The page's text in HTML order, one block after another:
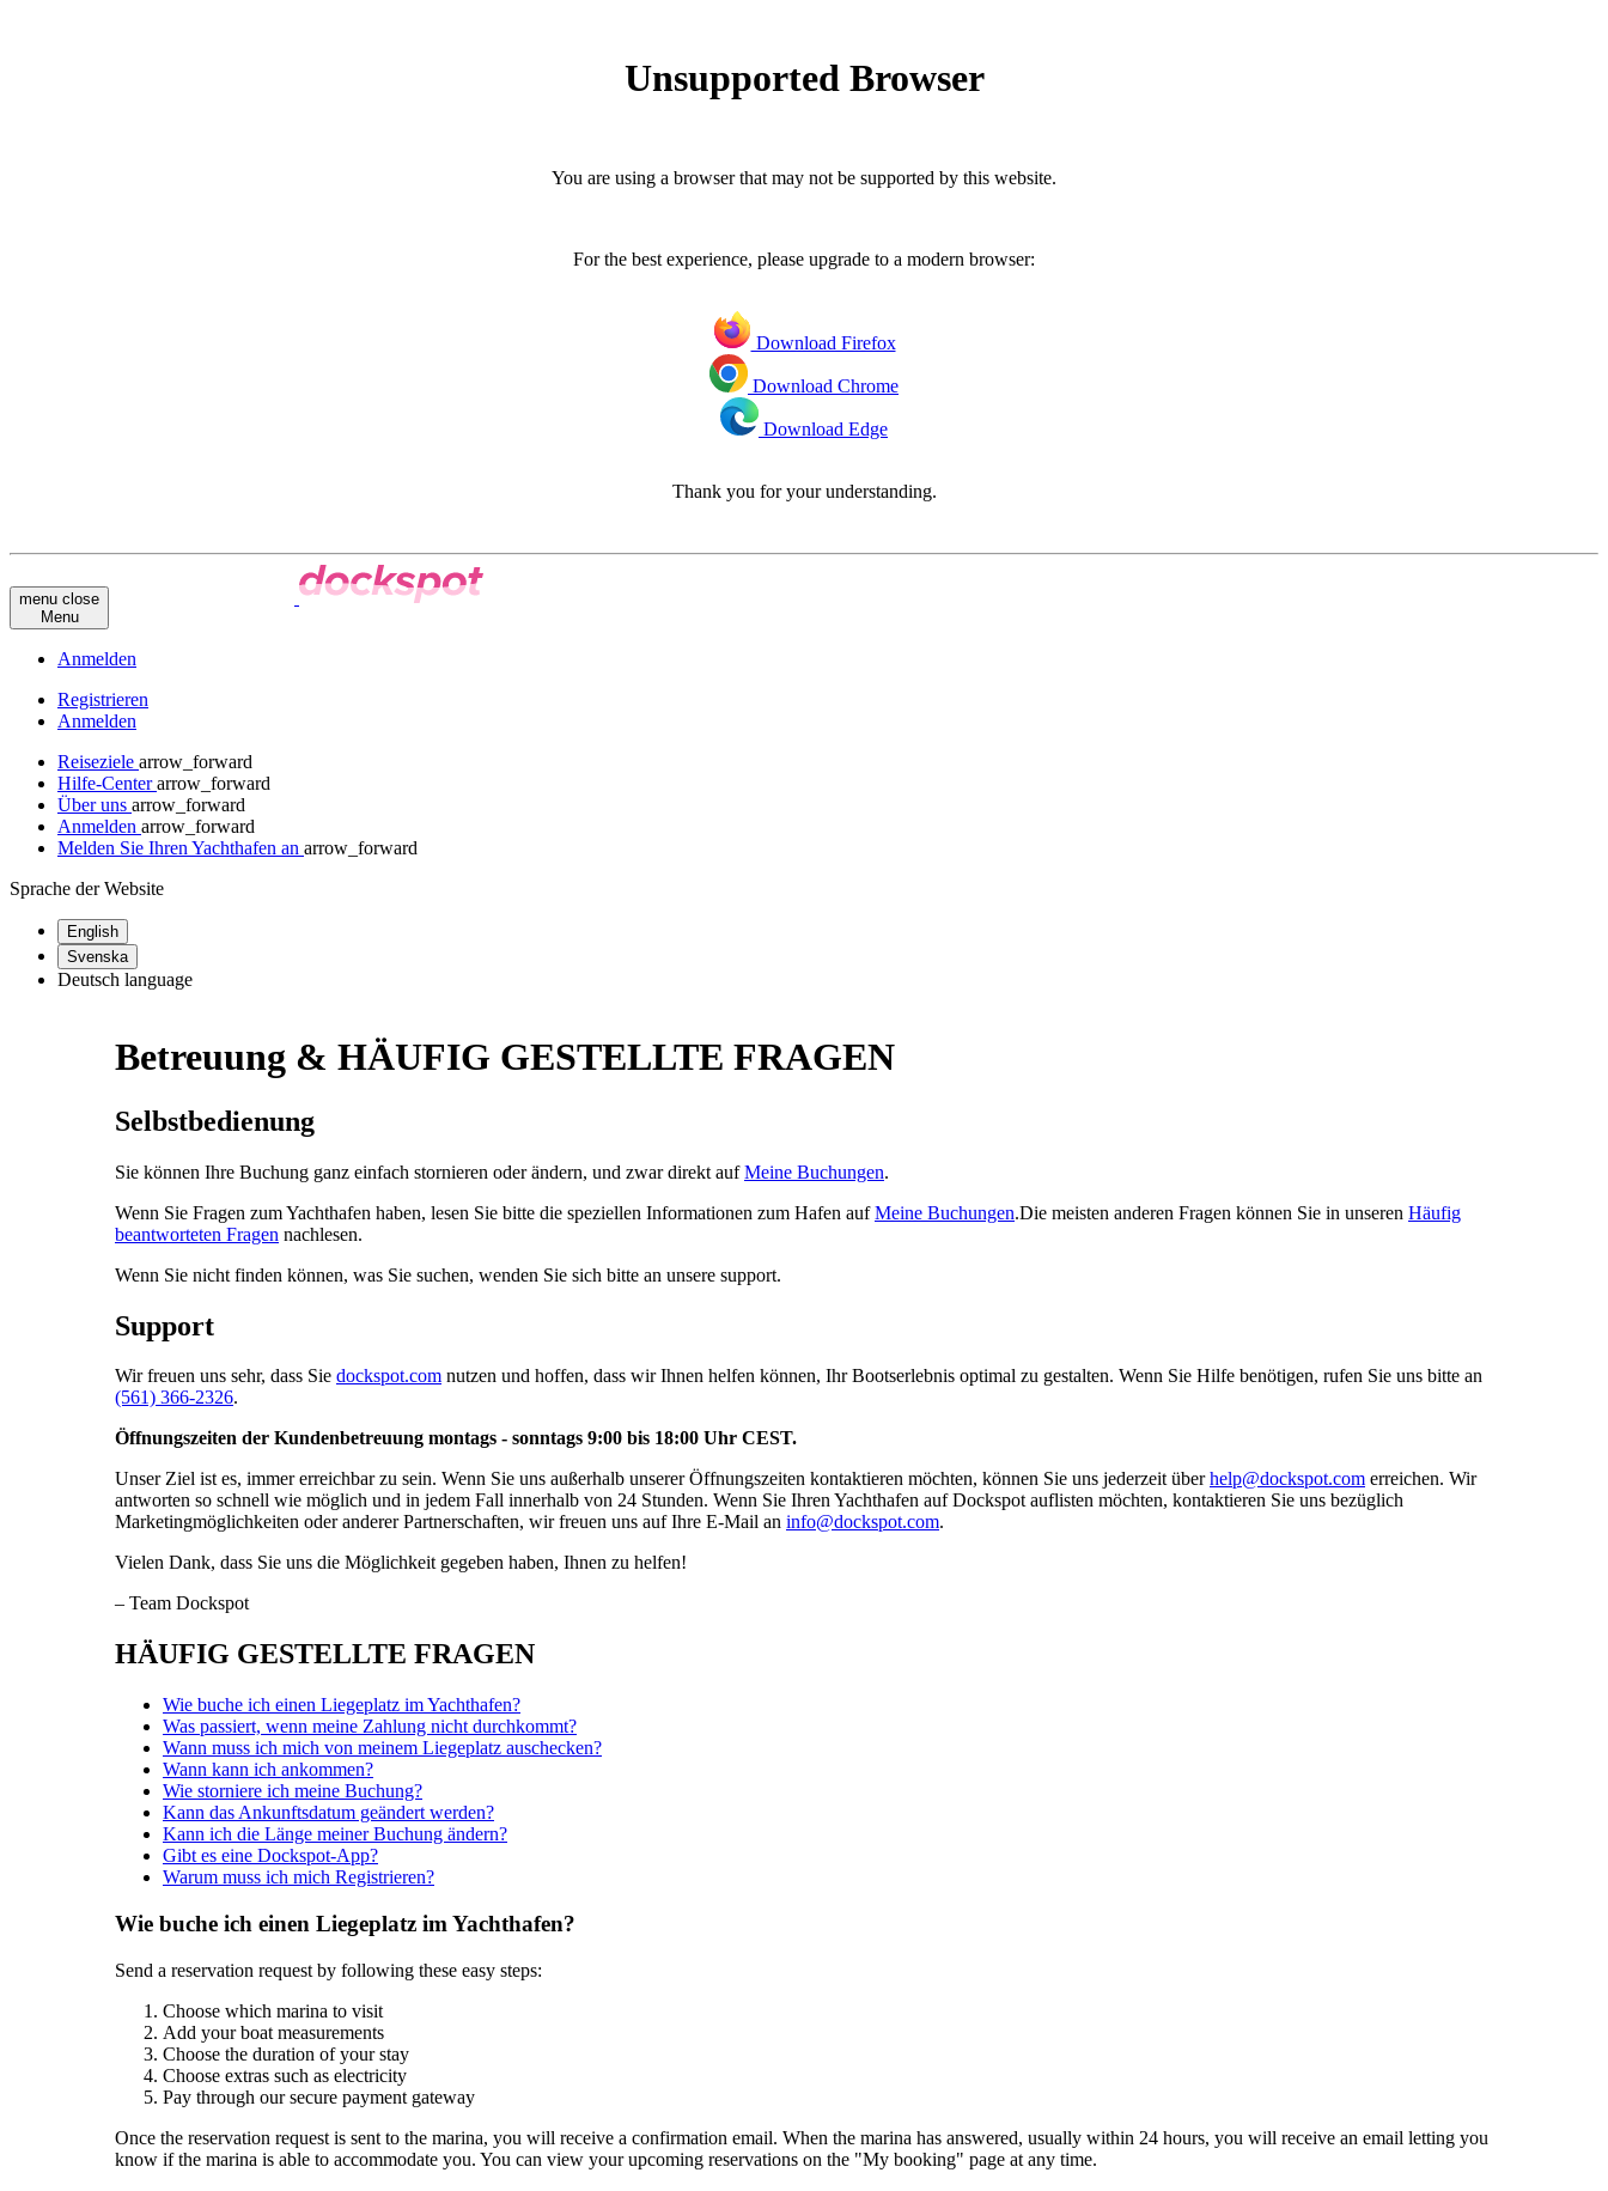
Unsupported Browser
You are using a browser that may not be supported by this website.
For the best experience, please upgrade to a modern browser:
Download Firefox
Download Chrome
Download Edge
Thank you for your understanding.
menu close
Menu
Anmelden
Registrieren
Anmelden
Reiseziele arrow_forward
Hilfe-Centerarrow_forward
Über uns arrow_forward
Anmelden arrow_forward
Melden Sie Ihren Yachthafen an arrow_forward
Sprache der Website
English
Svenska
Deutsch language
Betreuung & HÄUFIG GESTELLTE FRAGEN
Selbstbedienung
Sie können Ihre Buchung ganz einfach stornieren oder ändern, und zwar direkt aufMeine Buchungen.
Wenn Sie Fragen zum Yachthafen haben, lesen Sie bitte die speziellen Informationen zum Hafen aufMeine Buchungen.Die meisten anderen Fragen können Sie in unseren Häufig
beantworteten Fragen nachlesen.
Wenn Sie nicht finden können, was Sie suchen, wenden Sie sich bitte an unsere support.
Support
Wir freuen uns sehr, dass Sie dockspot.com nutzen und hoffen, dass wir Ihnen helfen können, Ihr Bootserlebnis optimal zu gestalten. Wenn Sie Hilfe benötigen, rufen Sie uns bitte an
(561) 366-2326.
Öffnungszeiten der Kundenbetreuung montags - sonntags 9:00 bis 18:00 Uhr CEST.
Unser Ziel ist es, immer erreichbar zu sein. Wenn Sie uns außerhalb unserer Öffnungszeiten kontaktieren möchten, können Sie uns jederzeit überhelp@dockspot.com erreichen. Wir
antworten so schnell wie möglich und in jedem Fall innerhalb von 24 Stunden. Wenn Sie Ihren Yachthafen auf Dockspot auflisten möchten, kontaktieren Sie uns bezüglich
Marketingmöglichkeiten oder anderer Partnerschaften, wir freuen uns auf Ihre E-Mail an info@dockspot.com.
Vielen Dank, dass Sie uns die Möglichkeit gegeben haben, Ihnen zu helfen!
– Team Dockspot
HÄUFIG GESTELLTE FRAGEN
Wie buche ich einen Liegeplatz im Yachthafen?
Was passiert, wenn meine Zahlung nicht durchkommt?
Wann muss ich mich von meinem Liegeplatz auschecken?
Wann kann ich ankommen?
Wie storniere ich meine Buchung?
Kann das Ankunftsdatum geändert werden?
Kann ich die Länge meiner Buchung ändern?
Gibt es eine Dockspot-App?
Warum muss ich mich Registrieren?
Wie buche ich einen Liegeplatz im Yachthafen?
Send a reservation request by following these easy steps:
Choose which marina to visit
Add your boat measurements
Choose the duration of your stay
Choose extras such as electricity
Pay through our secure payment gateway
Once the reservation request is sent to the marina, you will receive a confirmation email. When the marina has answered, usually within 24 hours, you will receive an email letting you
know if the marina is able to accommodate you. You can view your upcoming reservations on the "My booking" page at any time.